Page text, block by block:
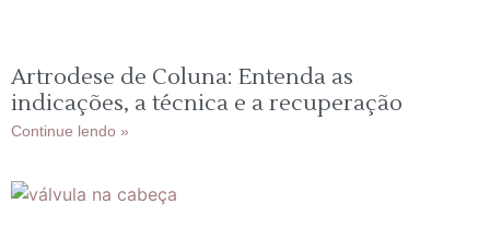
Artrodese de Coluna: Entenda as
indicações, a técnica e a recuperação
Continue lendo »